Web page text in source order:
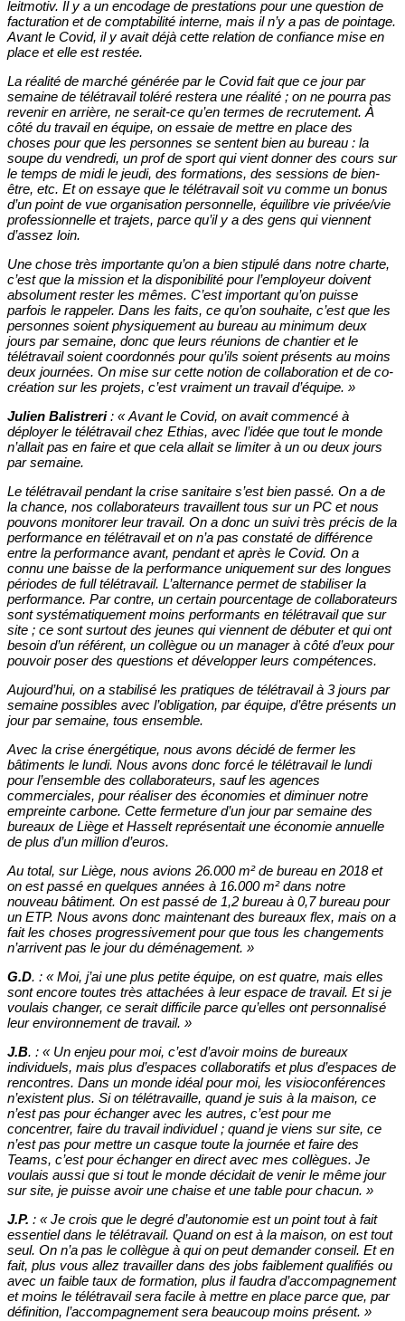
leitmotiv. Il y a un encodage de prestations pour une question de
facturation et de comptabilité interne, mais il n’y a pas de pointage.
Avant le Covid, il y avait déjà cette relation de confiance mise en
place et elle est restée.
La réalité de marché générée par le Covid fait que ce jour par
semaine de télétravail toléré restera une réalité ; on ne pourra pas
revenir en arrière, ne serait-ce qu’en termes de recrutement. À
côté du travail en équipe, on essaie de mettre en place des
choses pour que les personnes se sentent bien au bureau : la
soupe du vendredi, un prof de sport qui vient donner des cours sur
le temps de midi le jeudi, des formations, des sessions de bien-
être, etc. Et on essaye que le télétravail soit vu comme un bonus
d’un point de vue organisation personnelle, équilibre vie privée/vie
professionnelle et trajets, parce qu’il y a des gens qui viennent
d’assez loin.
Une chose très importante qu’on a bien stipulé dans notre charte,
c’est que la mission et la disponibilité pour l’employeur doivent
absolument rester les mêmes. C’est important qu’on puisse
parfois le rappeler. Dans les faits, ce qu’on souhaite, c’est que les
personnes soient physiquement au bureau au minimum deux
jours par semaine, donc que leurs réunions de chantier et le
télétravail soient coordonnés pour qu’ils soient présents au moins
deux journées. On mise sur cette notion de collaboration et de co-
création sur les projets, c’est vraiment un travail d’équipe. »
Julien Balistreri: « Avant le Covid, on avait commencé à
déployer le télétravail chez Ethias, avec l’idée que tout le monde
n’allait pas en faire et que cela allait se limiter à un ou deux jours
par semaine.
Le télétravail pendant la crise sanitaire s’est bien passé. On a de
la chance, nos collaborateurs travaillent tous sur un PC et nous
pouvons monitorer leur travail. On a donc un suivi très précis de la
performance en télétravail et on n’a pas constaté de différence
entre la performance avant, pendant et après le Covid. On a
connu une baisse de la performance uniquement sur des longues
périodes de full télétravail. L’alternance permet de stabiliser la
performance. Par contre, un certain pourcentage de collaborateurs
sont systématiquement moins performants en télétravail que sur
site ; ce sont surtout des jeunes qui viennent de débuter et qui ont
besoin d’un référent, un collègue ou un manager à côté d’eux pour
pouvoir poser des questions et développer leurs compétences.
Aujourd’hui, on a stabilisé les pratiques de télétravail à 3 jours par
semaine possibles avec l’obligation, par équipe, d’être présents un
jour par semaine, tous ensemble.
Avec la crise énergétique, nous avons décidé de fermer les
bâtiments le lundi. Nous avons donc forcé le télétravail le lundi
pour l’ensemble des collaborateurs, sauf les agences
commerciales, pour réaliser des économies et diminuer notre
empreinte carbone. Cette fermeture d’un jour par semaine des
bureaux de Liège et Hasselt représentait une économie annuelle
de plus d’un million d’euros.
Au total, sur Liège, nous avions 26.000 m² de bureau en 2018 et
on est passé en quelques années à 16.000 m² dans notre
nouveau bâtiment. On est passé de 1,2 bureau à 0,7 bureau pour
un ETP. Nous avons donc maintenant des bureaux flex, mais on a
fait les choses progressivement pour que tous les changements
n’arrivent pas le jour du déménagement. »
G.D. : « Moi, j’ai une plus petite équipe, on est quatre, mais elles
sont encore toutes très attachées à leur espace de travail. Et si je
voulais changer, ce serait difficile parce qu’elles ont personnalisé
leur environnement de travail. »
J.B. : « Un enjeu pour moi, c’est d’avoir moins de bureaux
individuels, mais plus d’espaces collaboratifs et plus d’espaces de
rencontres. Dans un monde idéal pour moi, les visioconférences
n’existent plus. Si on télétravaille, quand je suis à la maison, ce
n’est pas pour échanger avec les autres, c’est pour me
concentrer, faire du travail individuel ; quand je viens sur site, ce
n’est pas pour mettre un casque toute la journée et faire des
Teams, c’est pour échanger en direct avec mes collègues. Je
voulais aussi que si tout le monde décidait de venir le même jour
sur site, je puisse avoir une chaise et une table pour chacun. »
J.P. : « Je crois que le degré d’autonomie est un point tout à fait
essentiel dans le télétravail. Quand on est à la maison, on est tout
seul. On n’a pas le collègue à qui on peut demander conseil. Et en
fait, plus vous allez travailler dans des jobs faiblement qualifiés ou
avec un faible taux de formation, plus il faudra d’accompagnement
et moins le télétravail sera facile à mettre en place parce que, par
définition, l’accompagnement sera beaucoup moins présent. »